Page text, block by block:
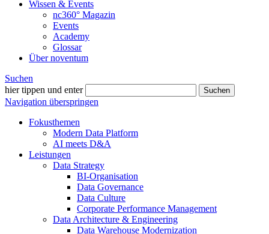
Wissen & Events
nc360° Magazin
Events
Academy
Glossar
Über noventum
Suchen
hier tippen und enter
Suchen
Navigation überspringen
Fokusthemen
Modern Data Platform
AI meets D&A
Leistungen
Data Strategy
BI-Organisation
Data Governance
Data Culture
Corporate Performance Management
Data Architecture & Engineering
Data Warehouse Modernization